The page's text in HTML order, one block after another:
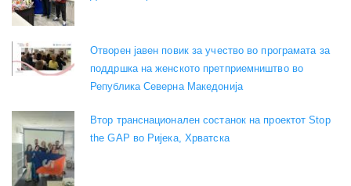
Отворен јавен повик за учество во програмата за
поддршка на женското претприемништво во
Република Северна Македонија
Втор транснационален состанок на проектот Stop
the GAP во Ријека, Хрватска